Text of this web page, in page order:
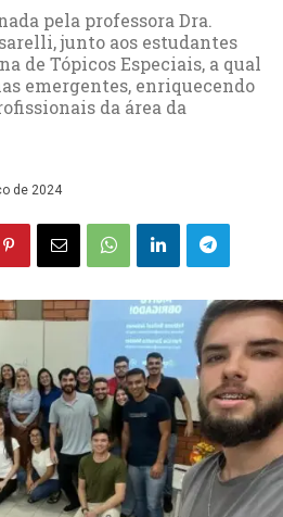
pela professora Dra.
junto aos estudantes
de Tópicos Especiais, a qual
emergentes, enriquecendo
da área da
de 2024